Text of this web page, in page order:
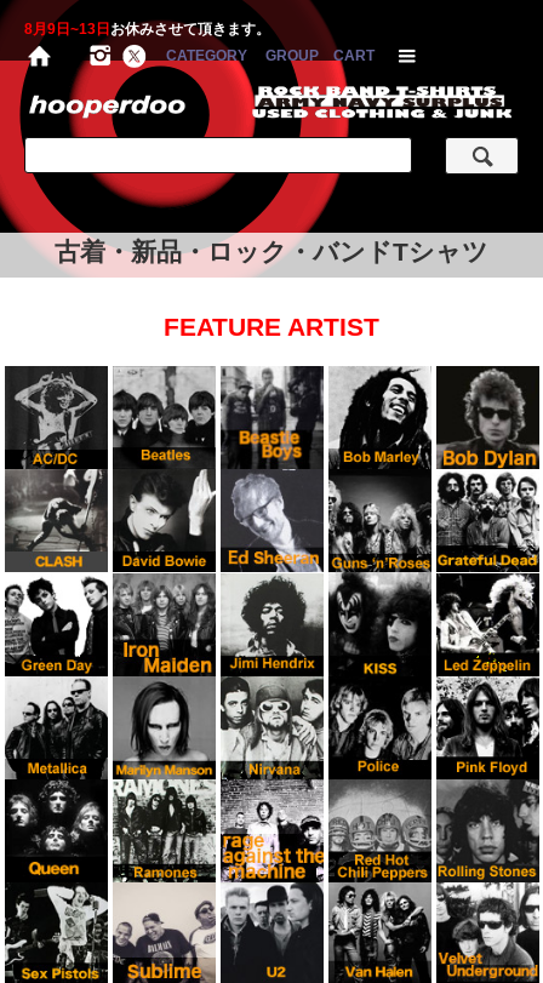
8月9日~13日 お休みさせて頂きます。
CATEGORY
GROUP CART
古着・新品・ロック・バンドTシャツ
FEATURE ARTIST